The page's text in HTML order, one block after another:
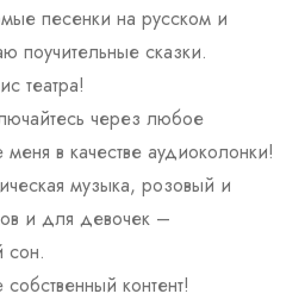
песенки на русском и
поучительные сказки.
театра!
через любое
меня в качестве аудиоколонки!
музыка, розовый и
и для девочек –
сон.
контент!